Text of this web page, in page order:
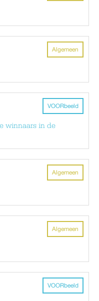
Algemeen
VOORbeeld
winnaars in de
Algemeen
Algemeen
VOORbeeld